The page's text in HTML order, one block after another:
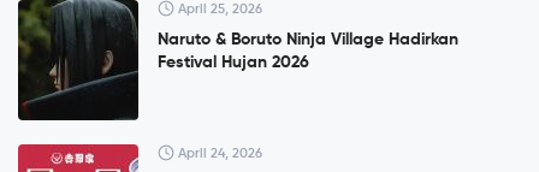
April 25, 2026
Naruto & Boruto Ninja Village Hadirkan
Festival Hujan 2026
April 24, 2026